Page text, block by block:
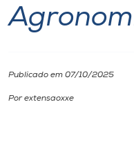
Atendimento ao
A
Publicado em 07/10/2025
Por extensaoxxe